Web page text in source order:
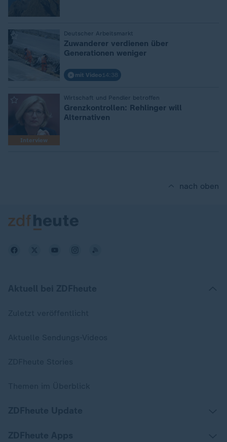
Deutscher Arbeitsmarkt
Zuwanderer verdienen über
Generationen weniger
mit Video 14:38
Interview
Wirtschaft und Pendler betroffen
⁠Grenzkontrollen: Rehlinger will
Alternativen
nach oben